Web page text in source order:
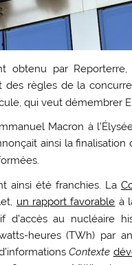
obtenu par
règles de la
qui veut démembrer
Macron à
ainsi la
ainsi été franchies. La
un rapport favorable à
au nucléaire
heures (TWh) par
Contexte